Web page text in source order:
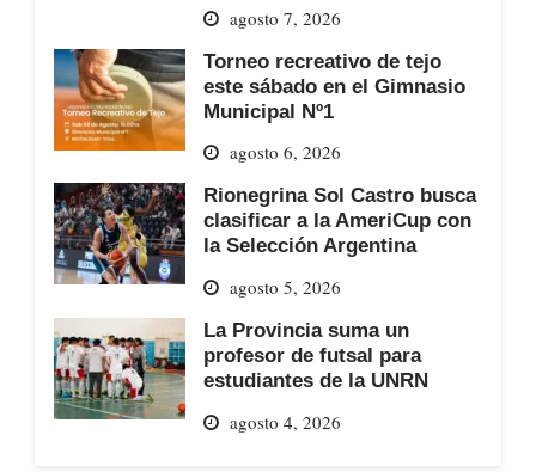
agosto 7, 2026
Torneo recreativo de tejo
este sábado en el Gimnasio
Municipal Nº1
agosto 6, 2026
Rionegrina Sol Castro busca
clasificar a la AmeriCup con
la Selección Argentina
agosto 5, 2026
La Provincia suma un
profesor de futsal para
estudiantes de la UNRN
agosto 4, 2026